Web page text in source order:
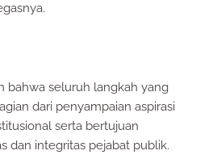
bahwa seluruh langkah yang
dari penyampaian aspirasi
serta bertujuan
dan integritas pejabat publik.